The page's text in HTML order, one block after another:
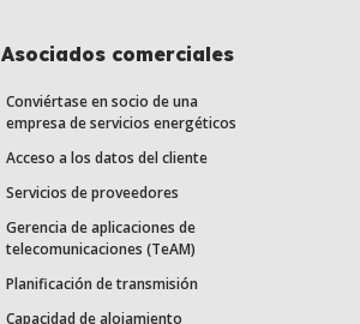
Asociados comerciales
Conviértase en socio de una
empresa de servicios energéticos
Acceso a los datos del cliente
Servicios de proveedores
Gerencia de aplicaciones de
telecomunicaciones (TeAM)
Planificación de transmisión
Capacidad de alojamiento